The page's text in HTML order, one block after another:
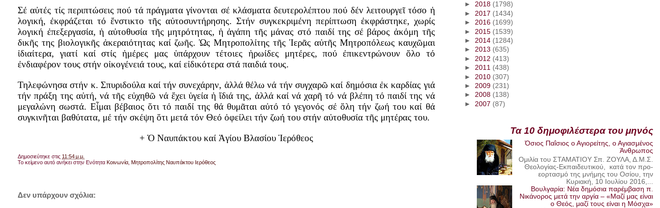
Σέ αὐτές τίς περιπτώσεις πού τά πράγματα γίνονται σέ κλάσματα δευτερολέπτου πού δέν λειτουργεῖ τόσο ἡ
λογική, ἐκφράζεται τό ἔνστικτο τῆς αὐτοσυντήρησης. Στήν συγκεκριμένη περίπτωση ἐκφράστηκε, χωρίς
λογική ἐπεξεργασία, ἡ αὐτοθυσία τῆς μητρότητας, ἡ ἀγάπη τῆς μάνας στό παιδί της σέ βάρος ἀκόμη τῆς
δικῆς της βιολογικῆς ἀκεραιότητας καί ζωῆς. Ὡς Μητροπολίτης τῆς Ἱερᾶς αὐτῆς Μητροπόλεως καυχῶμαι
ἰδιαίτερα, γιατί καί στίς ἡμέρες μας ὑπάρχουν τέτοιες ἡρωίδες μητέρες, πού ἐπικεντρώνουν ὅλο τό
ἐνδιαφέρον τους στήν οἰκογένειά τους, καί εἰδικότερα στά παιδιά τους.
Τηλεφώνησα στήν κ. Σπυριδούλα καί τήν συνεχάρην, ἀλλά θέλω νά τήν συγχαρῶ καί δημόσια ἐκ καρδίας γιά
τήν πράξη της αὐτή, νά τῆς εὐχηθῶ νά ἔχει ὑγεία ἡ ἴδιά της, ἀλλά καί νά χαρῆ τό νά βλέπη τό παιδί της νά
μεγαλώνη σωστά. Εἶμαι βέβαιος ὅτι τό παιδί της θά θυμᾶται αὐτό τό γεγονός σέ ὅλη τήν ζωή του καί θά
συγκινῆται βαθύτατα, μέ τήν σκέψη ὅτι μετά τόν Θεό ὀφείλει τήν ζωή του στήν αὐτοθυσία τῆς μητέρας του.
+ Ὁ Ναυπάκτου καί Ἁγίου Βλασίου Ἱερόθεος
Δημοσιεύτηκε στις 11:54 μ.μ.
Το κείμενο αυτό ανήκει στην ΕνότηταΚοινωνία ,Μητροπολίτης Ναυπάκτου Ιερόθεος
Δεν υπάρχουν σχόλια:
►2018 (1798)
► 2017 (1434)
►2016 (1699)
► 2015 (1539)
►2014 (1284)
►2013 (635)
► 2012 (413)
►2011 (438)
► 2010 (307)
► 2009 (231)
►2008 (138)
► 2007 (87)
Τα 10 δημοφιλέστερα του μηνός
Όσιος Παΐσιος ο Αγιορείτης, ο Αγιασμένος
Άνθρωπος
Ομιλία του ΣΤΑΜΑΤΙΟΥ Σπ. ΖΟΥΛΑ, Δ.Μ.Σ.
Θεολογίας-Εκπαιδευτικού, κατά τον προ-
εορτασμό της μνήμης του Οσίου, την
Κυριακή, 10 Ιουλίου 2016,...
Βουλγαρία: Νέα δημόσια παρέμβαση π.
Νικάνορος μετά την αργία – «Μαζί μας είναι
ο Θεός, μαζί τους είναι η Μόσχα»